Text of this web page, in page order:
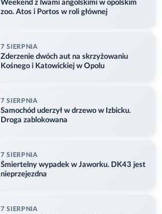
Weekend z lwami angolskimi w opolskim
zoo. Atos i Portos w roli głównej
7 SIERPNIA
Zderzenie dwóch aut na skrzyżowaniu
Kośnego i Katowickiej w Opolu
7 SIERPNIA
Samochód uderzył w drzewo w Izbicku.
Droga zablokowana
7 SIERPNIA
Śmiertelny wypadek w Jaworku. DK43 jest
nieprzejezdna
7 SIERPNIA